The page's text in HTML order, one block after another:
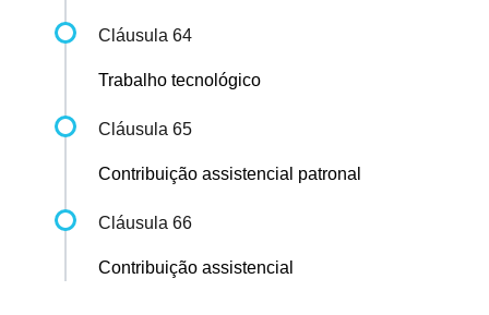
Cláusula 64
Trabalho tecnológico
Cláusula 65
Contribuição assistencial patronal
Cláusula 66
Contribuição assistencial